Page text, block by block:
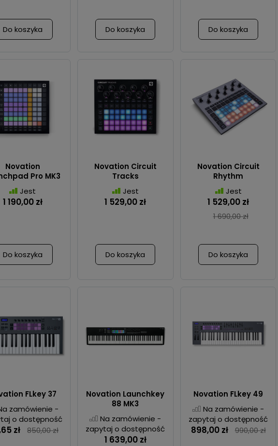
Do koszyka Do koszyka Do koszyka
Novation
Pro MK3
Jest
1 190,00 zł
Do koszyka
Novation Circuit
Tracks
Jest
1 529,00 zł
Do koszyka
Novation Circuit
Rhythm
Jest
1 529,00 zł
1 690,00 zł
Do koszyka
FLkey 37
zamówienie -
o dostępność
zł 850,00 zł
Novation Launchkey
88 MK3
Na zamówienie -
zapytaj o dostępność
1 639,00 zł
Novation FLkey 49
Na zamówienie -
zapytaj o dostępność
898,00 zł 990,00 zł